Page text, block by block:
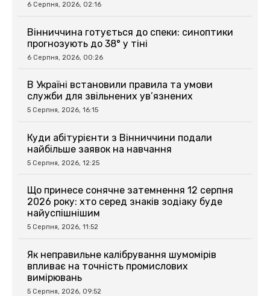
6 Серпня, 2026, 02:16
Вінниччина готується до спеки: синоптики
прогнозують до 38° у тіні
6 Серпня, 2026, 00:26
В Україні встановили правила та умови
служби для звільнених ув’язнених
5 Серпня, 2026, 16:15
Куди абітурієнти з Вінниччини подали
найбільше заявок на навчання
5 Серпня, 2026, 12:25
Що принесе сонячне затемнення 12 серпня
2026 року: хто серед знаків зодіаку буде
найуспішнішим
5 Серпня, 2026, 11:52
Як неправильне калібрування шумомірів
впливає на точність промислових
вимірювань
5 Серпня, 2026, 09:52